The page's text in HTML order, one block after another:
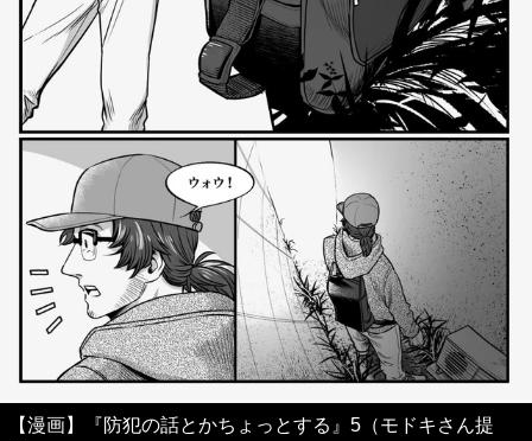
【漫画】『防犯の話とかちょっとする』5（モドキさん提